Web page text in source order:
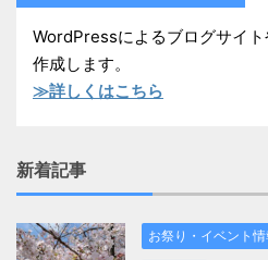
WordPressによるブログサイ
作成します。
≫詳しくはこちら
新着記事
お祭り・イベント情